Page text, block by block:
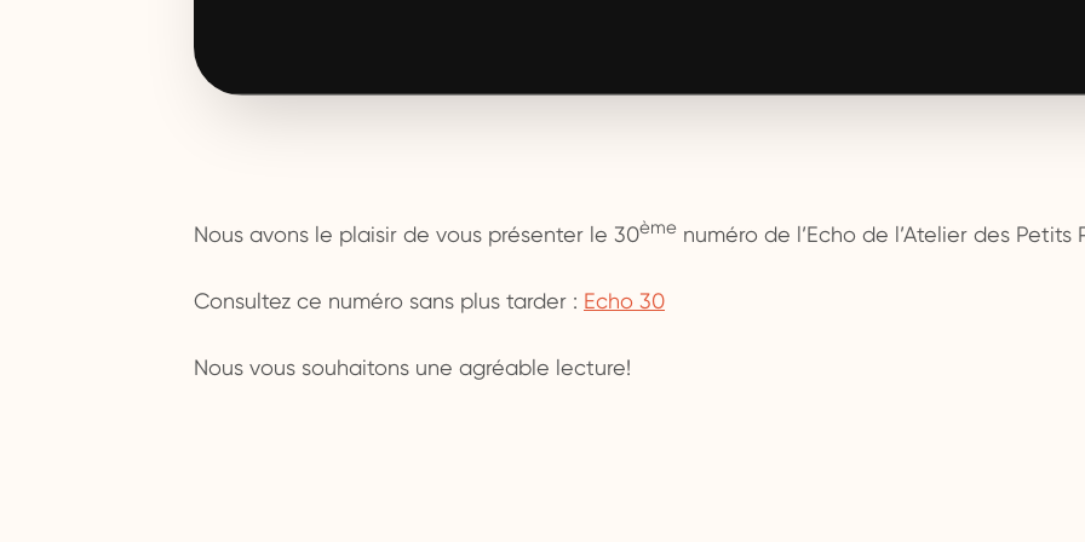
Nous avons le plaisir de vous présenter le 30ème numéro de l’Echo de l’Atelier des Petits
Consultez ce numéro sans plus tarder : Echo 30
Nous vous souhaitons une agréable lecture!